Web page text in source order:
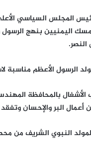
المجلس السياسي
اليمنيين بنهج الرسول
الرسول الأعظم مناسبة
الأشغال بالمحافظة
البر والإحسان
النبوي الشريف من